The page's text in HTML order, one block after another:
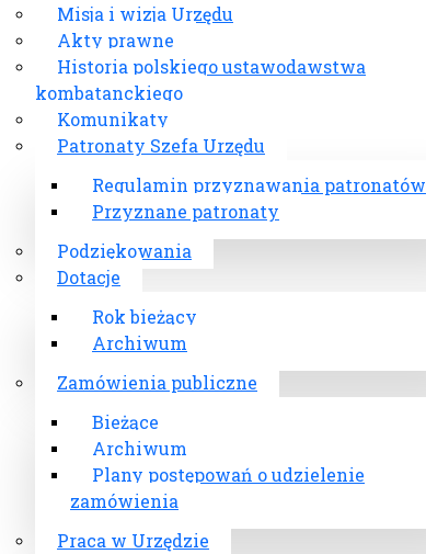
Misja i wizja Urzędu
Akty prawne
Historia polskiego ustawodawstwa
kombatanckiego
Komunikaty
Patronaty Szefa Urzędu
Regulamin przyznawania patronatów
Przyznane patronaty
Podziękowania
Dotacje
Rok bieżący
Archiwum
Zamówienia publiczne
Bieżące
Archiwum
Plany postępowań o udzielenie
zamówienia
Praca w Urzędzie